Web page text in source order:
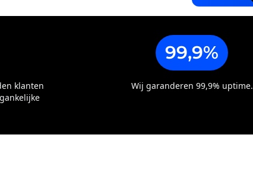
klanten
99,9%
Wij garanderen 99,9% uptime.